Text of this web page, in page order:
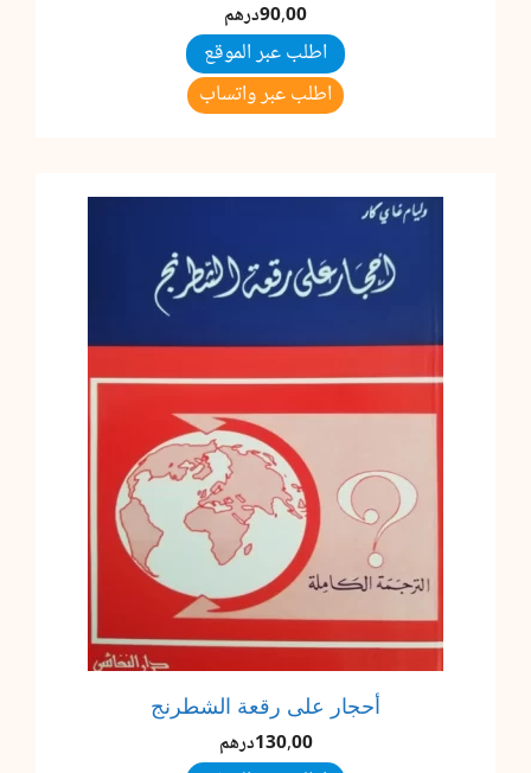
90,00درهم
اطلب عبر الموقع
اطلب عبر واتساب
أحجار على رقعة الشطرنج
130,00درهم